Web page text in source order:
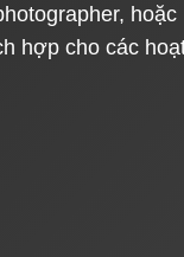
hoặc
hợp cho các